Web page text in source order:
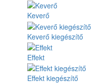
Keverő
Keverő kiegészítő
Effekt
Effekt kiegészítő